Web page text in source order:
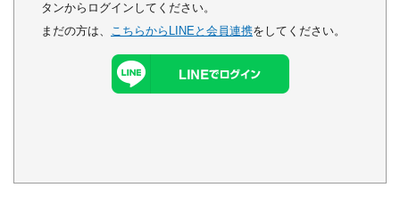
タンからログインしてください。
まだの方は、 こちらからLINEと会員連携をしてください。